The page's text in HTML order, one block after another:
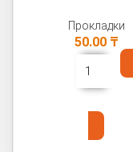
Прокладки
50.00 ₸